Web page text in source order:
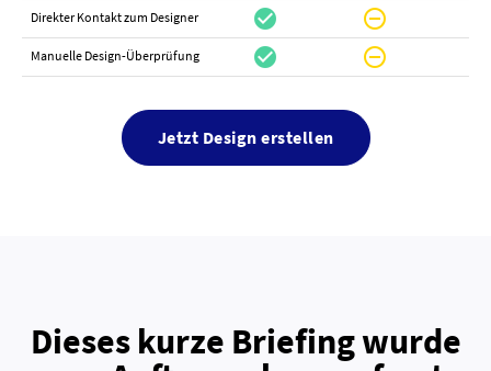
Direkter Kontakt zum Designer check_circle do_not_disturb_on
Manuelle Design-Überprüfung check_circle do_not_disturb_on
Jetzt Design erstellen
Dieses kurze Briefing wurde